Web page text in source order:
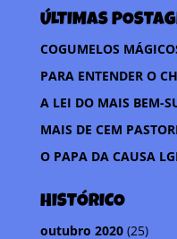
b
o
o
k
t
e
r
s
A
p
p
ÚLTIMAS
COGUMELOS
PARA ENTENDER O
A LEI DO MAIS BEM-
MAIS DE CEM
O PAPA DA CAUSA
HISTÓRICO
outubro 2020(25)